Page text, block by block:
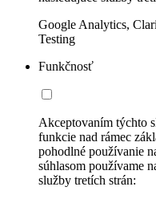
Google Analytics,
Testing
Funkčnosť
Akceptovaním týchto
funkcie nad rámec
pohodlné používanie
súhlasom používame
služby tretích strán: